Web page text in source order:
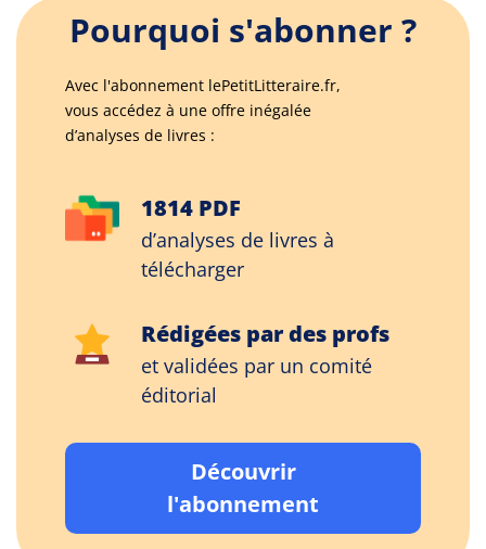
Pourquoi s'abonner ?
Avec l'abonnement lePetitLitteraire.fr,
vous accédez à une offre inégalée
d’analyses de livres :
1814 PDF
d’analyses de livres à
télécharger
Rédigées par des profs
et validées par un comité
éditorial
Découvrir
l'abonnement